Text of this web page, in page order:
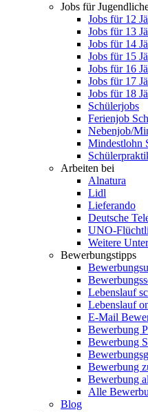
Jobs für
Jobs für 12
Jobs für 13
Jobs für 14
Jobs für 15
Jobs für 16
Jobs für 17
Jobs für 18
Schülerjobs
Ferienjob
Nebenjob/
Mindestlohn
Arbeiten bei
Alnatura
Lidl
Lieferando
Deutsche
UNO-
Weitere
Bewerbungstipps
Lebenslauf
Lebenslauf
E-Mail
Bewerbung
Bewerbung
Bewerbung
Bewerbung
Alle
Blog